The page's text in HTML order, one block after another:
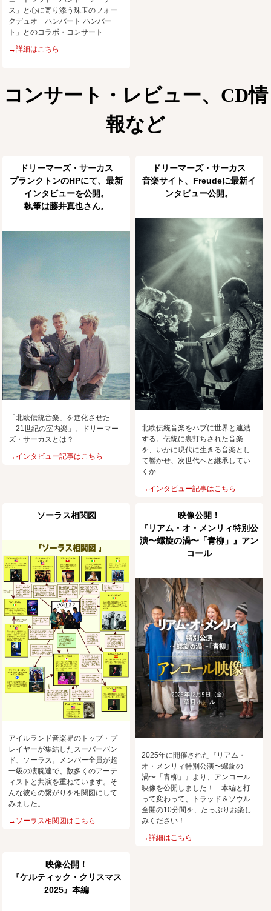
ス」と心に寄り添う珠玉のフォー
クデュオ「ハンバート ハンバー
ト」とのコラボ・コンサート
→詳細はこちら
コンサート・レビュー、CD情
報など
ドリーマーズ・サーカス
プランクトンのHPにて、最新
インタビューを公開。
執筆は藤井真也さん。
「北欧伝統音楽」を進化させた
「21世紀の室内楽」。ドリーマー
ズ・サーカスとは？
→インタビュー記事はこちら
ドリーマーズ・サーカス
音楽サイト、Freudeに最新イ
ンタビュー公開。
北欧伝統音楽をハブに世界と連結
する。伝統に裏打ちされた音楽
を、いかに現代に生きる音楽とし
て響かせ、次世代へと継承してい
くか――
→インタビュー記事はこちら
ソーラス相関図
アイルランド音楽界のトップ・プ
レイヤーが集結したスーパーバン
ド、ソーラス。メンバー全員が超
一級の凄腕達で、数多くのアーテ
ィストと共演を重ねています。そ
んな彼らの繋がりを相関図にして
みました。
→ソーラス相関図はこちら
映像公開！
『リアム・オ・メンリィ特別公
演〜螺旋の渦〜「青柳」』アン
コール
2025年に開催された『リアム・
オ・メンリィ特別公演〜螺旋の
渦〜「青柳」』より、アンコール
映像を公開しました！ 本編と打
って変わって、トラッド＆ソウル
全開の10分間を、たっぷりお楽し
みください！
→詳細はこちら
映像公開！
『ケルティック・クリスマス
2025』本編